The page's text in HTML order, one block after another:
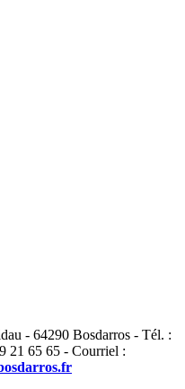
- 64290 Bosdarros - Tél. :
21 65 65 - Courriel :